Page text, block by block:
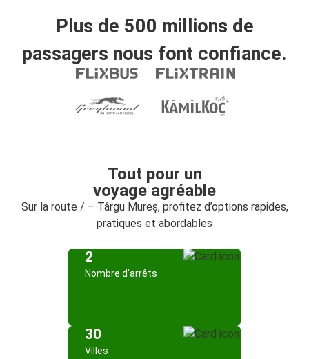
Plus de 500 millions de
passagers nous font confiance.
Tout pour un
voyage agréable
Sur la route / – Târgu Mureș, profitez d’options rapides,
pratiques et abordables
2
Nombre d'arrêts
30
Villes